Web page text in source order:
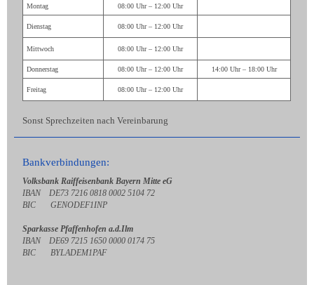
Montag 08:00 Uhr – 12:00 Uhr
Dienstag 08:00 Uhr – 12:00 Uhr
Mittwoch 08:00 Uhr – 12:00 Uhr
Donnerstag 08:00 Uhr – 12:00 Uhr 14:00 Uhr – 18:00 Uhr
Freitag 08:00 Uhr – 12:00 Uhr
Sonst Sprechzeiten nach Vereinbarung
Bankverbindungen:
Volksbank Raiffeisenbank Bayern Mitte eG
IBAN DE73 7216 0818 0002 5104 72
BIC GENODEF1INP
Sparkasse Pfaffenhofen a.d.Ilm
IBAN DE69 7215 1650 0000 0174 75
BIC BYLADEM1PAF